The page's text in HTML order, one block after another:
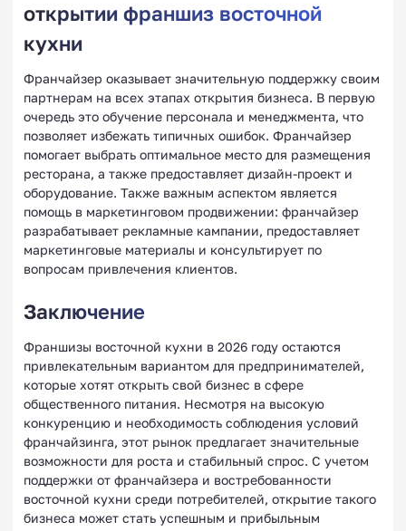
открытии франшиз восточной
кухни
Франчайзер оказывает значительную поддержку своим
партнерам на всех этапах открытия бизнеса. В первую
очередь это обучение персонала и менеджмента, что
позволяет избежать типичных ошибок. Франчайзер
помогает выбрать оптимальное место для размещения
ресторана, а также предоставляет дизайн-проект и
оборудование. Также важным аспектом является
помощь в маркетинговом продвижении: франчайзер
разрабатывает рекламные кампании, предоставляет
маркетинговые материалы и консультирует по
вопросам привлечения клиентов.
Заключение
Франшизы восточной кухни в 2026 году остаются
привлекательным вариантом для предпринимателей,
которые хотят открыть свой бизнес в сфере
общественного питания. Несмотря на высокую
конкуренцию и необходимость соблюдения условий
франчайзинга, этот рынок предлагает значительные
возможности для роста и стабильный спрос. С учетом
поддержки от франчайзера и востребованности
восточной кухни среди потребителей, открытие такого
бизнеса может стать успешным и прибыльным